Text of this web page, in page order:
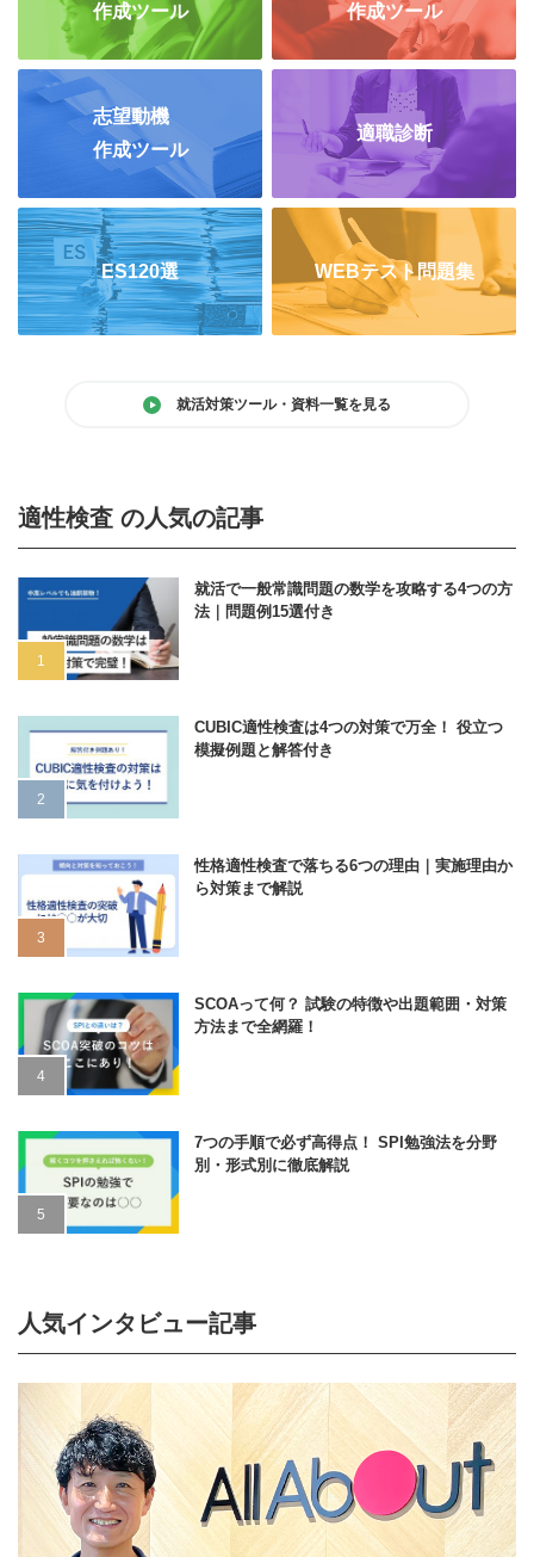
作成ツール
作成ツール
志望動機
作成ツール
適職診断
ES120選 WEBテスト問題集
就活対策ツール・資料一覧を見る
適性検査 の人気の記事
就活で一般常識問題の数学を攻略する4つの方
法｜問題例15選付き
CUBIC適性検査は4つの対策で万全！ 役立つ
模擬例題と解答付き
性格適性検査で落ちる6つの理由｜実施理由か
ら対策まで解説
SCOAって何？ 試験の特徴や出題範囲・対策
方法まで全網羅！
7つの手順で必ず高得点！ SPI勉強法を分野
別・形式別に徹底解説
人気インタビュー記事